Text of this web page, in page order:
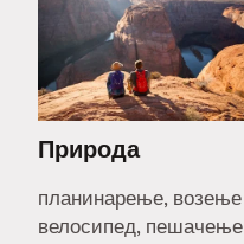
Природа
планинарење, возење
велосипед, пешачење